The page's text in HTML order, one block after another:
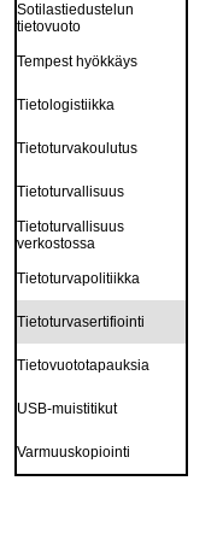
Sotilastiedustelun
tietovuoto
Tempest hyökkäys
Tietologistiikka
Tietoturvakoulutus
Tietoturvallisuus
Tietoturvallisuus
verkostossa
Tietoturvapolitiikka
Tietoturvasertifiointi
Tietovuototapauksia
USB-muistitikut
Varmuuskopiointi